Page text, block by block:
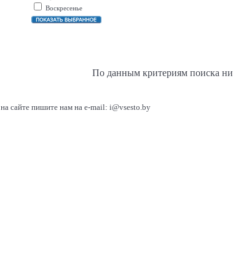
Воскресенье
По данным критериям поиска
на сайте пишите нам на e-mail: i@vsesto.by